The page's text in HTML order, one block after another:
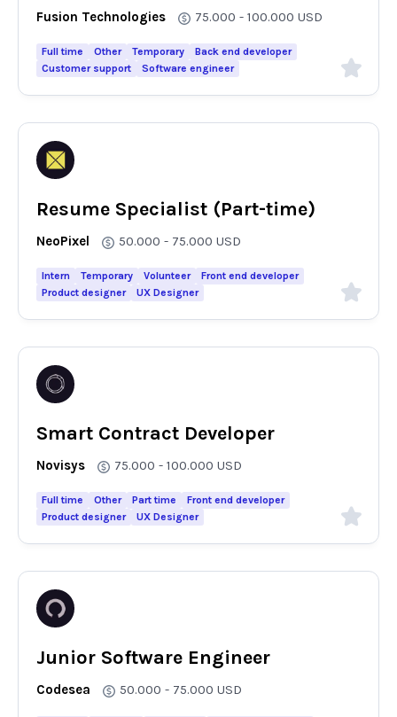
Fusion Technologies 75.000 - 100.000 USD
Full time Other Temporary
Back end developer
Customer support
Software engineer
Resume Specialist (Part-time)
NeoPixel 50.000 - 75.000 USD
Intern Temporary Volunteer
Front end developer
Product designer
UX Designer
Smart Contract Developer
Novisys 75.000 - 100.000 USD
Full time Other Part time
Front end developer
Product designer
UX Designer
Junior Software Engineer
Codesea 50.000 - 75.000 USD